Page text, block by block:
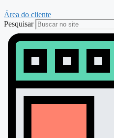
Área do cliente
Pesquisar